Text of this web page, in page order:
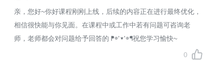
亲，您好~你好课程刚刚上线，后续的内容正在进行最终优化，
相信很快能与你见面。在课程中或工作中若有问题可咨询老
师，老师都会对问题给予回答的 ᖰ⌯'▾'⌯ᖳ祝您学习愉快~
0